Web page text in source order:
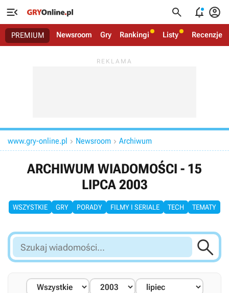
   
PREMIUM Newsroom Gry Rankingi Listy Recenzje
www.gry-online.pl  Newsroom  Archiwum
ARCHIWUM WIADOMOŚCI - 15
LIPCA 2003
WSZYSTKIE GRY PORADY FILMY I SERIALE TECH TEMATY
Szukaj
wiadomości...
